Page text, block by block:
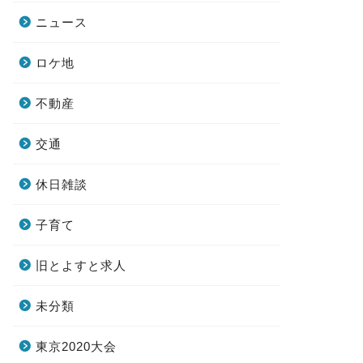
ニュース
ロケ地
不動産
交通
休日雑談
子育て
旧とよすと求人
未分類
東京2020大会